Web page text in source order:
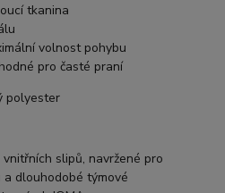
tkanina
volnost pohybu
pro časté praní
polyester
slipů, navržené pro
dlouhodobé týmové